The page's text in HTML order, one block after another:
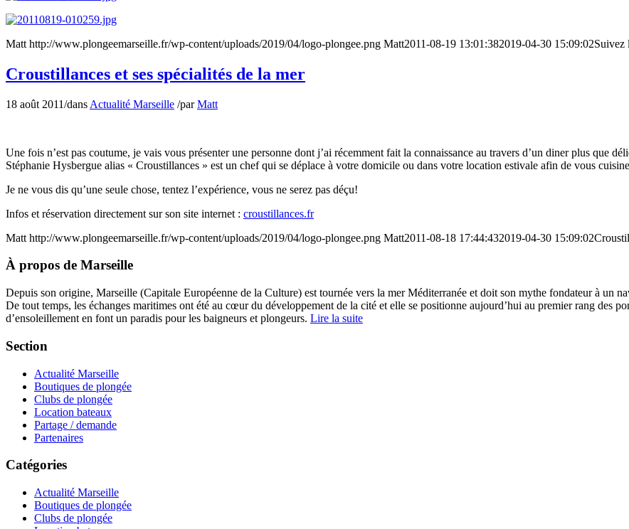
Matt http://www.plongeemarseille.fr/wp-content/uploads/2019/04/logo-plongee.png Matt2011-08-19 13:01:382019-04-30 15:09:02Suivez
Croustillances et ses spécialités de la mer
18 août 2011/dans Actualité Marseille /parMatt
Une fois n’est pas coutume, je vais vous présenter une personne dont j’ai récemment fait la connaissance au travers d’un diner plus que
Stéphanie Hysbergue alias « Croustillances » est un chef qui se déplace à votre domicile ou dans votre location estivale afin de vous
Je ne vous dis qu’une seule chose, tentez l’expérience, vous ne serez pas déçu!
Infos et réservation directement sur son site internet : croustillances.fr
Matt http://www.plongeemarseille.fr/wp-content/uploads/2019/04/logo-plongee.png Matt2011-08-18 17:44:432019-04-30 15:09:02
À propos de Marseille
Depuis son origine, Marseille (Capitale Européenne de la Culture) est tournée vers la mer Méditerranée et doit son mythe fondateur à un
De tout temps, les échanges maritimes ont été au cœur du développement de la cité et elle se positionne aujourd’hui au premier rang des
d’ensoleillement en font un paradis pour les baigneurs et plongeurs. Lire la suite
Section
Actualité Marseille
Boutiques de plongée
Clubs de plongée
Location bateaux
Partage / demande
Partenaires
Catégories
Actualité Marseille
Boutiques de plongée
Clubs de plongée